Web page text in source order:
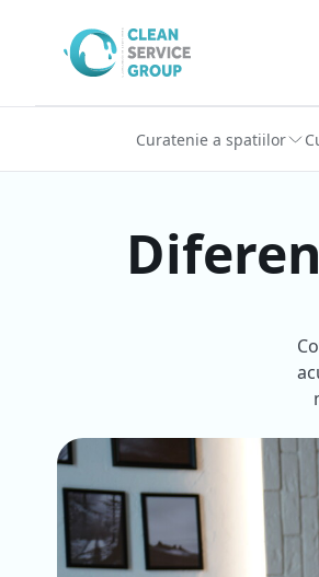
Curatenie a spatiilor